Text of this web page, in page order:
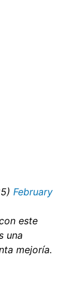
February
este
una
mejoría.